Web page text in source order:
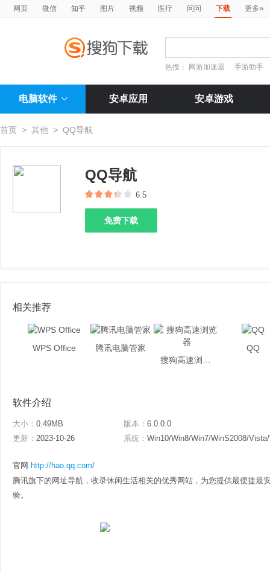
网页 微信 知乎 图片 视频 医疗 问问 下载 更多»
热搜： 网游加速器 手游助手
电脑软件 安卓应用 安卓游戏
首页 > 其他 > QQ导航
QQ导航
6.5
免费下载
相关推荐
WPS Office
腾讯电脑管家
QQ
软件介绍
大小： 0.49MB 版本： 6.0.0.0
更新： 2023-10-26 系统： Win10/Win8/Win7/WinS2008/
官网 http://hao.qq.com/
腾讯旗下的网址导航，收录休闲生活相关的优秀网站，为您提供最便捷最
验。